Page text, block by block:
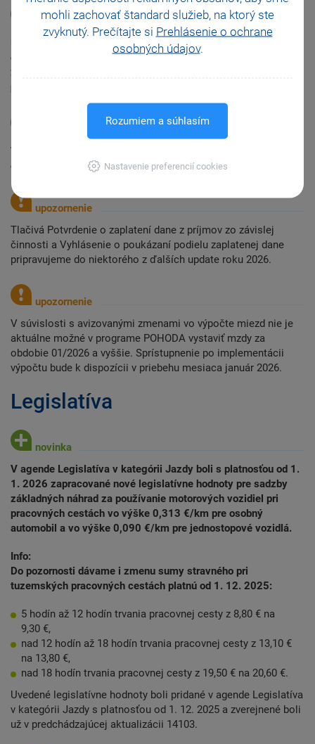
mohli zachovať štandard služieb, na ktorý ste
zvyknutý. Prečítajte si Prehlásenie o ochrane
osobných údajov.
Rozumiem a súhlasím
Nastavenie preferencií cookies
Bola aktualizovaná tlačová zostava Prehľad o zrazených a
odvedených preddavkoch na daň na zdaňovacie obdobie roka
2026, rovnako bola upravená štruktúra súboru XML, ktorý sa
Tlačivo Hlásenie o vyúčtovaní dane platné za zdaňovacie
obdobie 2023 je platné i za zdaňovacie obdobie 2025.
Tlačivá Potvrdenie o zaplatení dane z príjmov zo závislej
činnosti a Vyhlásenie o poukázaní podielu zaplatenej dane
pripravujeme do niektorého z ďalších update roku 2026.
V súvislosti s avizovanými zmenami vo výpočte miezd nie je
aktuálne možné v programe POHODA vystaviť mzdy za
obdobie 01/2026 a vyššie. Sprístupnenie po implementácii
výpočtu bude k dispozícii v priebehu mesiaca január 2026.
Legislatíva
V agende Legislatíva v kategórii Jazdy boli s platnosťou od 1.
1. 2026 zapracované nové legislatívne hodnoty pre sadzby
základných náhrad za používanie motorových vozidiel pri
pracovných cestách vo výške 0,313 €/km pre osobný
automobil a vo výške 0,090 €/km pre jednostopové vozidlá.
Info:
Do pozornosti dávame i zmenu sumy stravného pri
tuzemských pracovných cestách platnú od 1. 12. 2025:
5 hodín až 12 hodín trvania pracovnej cesty z 8,80 € na
9,30 €,
nad 12 hodín až 18 hodín trvania pracovnej cesty z 13,10 €
na 13,80 €,
nad 18 hodín trvania pracovnej cesty z 19,50 € na 20,60 €.
Uvedené legislatívne hodnoty boli pridané v agende Legislatíva
v kategórii Jazdy s platnosťou od 1. 12. 2025 a zverejnené boli
už v predchádzajúcej aktualizácii 14103.